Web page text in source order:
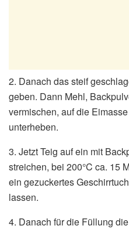
2. Danach das steif
geben. Dann Mehl,
vermischen, auf die
unterheben.
3. Jetzt Teig auf ein mit
streichen, bei 200°C ca. 15
ein gezuckertes
lassen.
4. Danach für die Füllung